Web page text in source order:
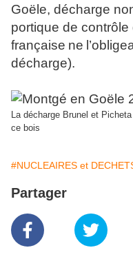
Goële, décharge
portique de
française ne
décharge).
La décharge Brunel et
ce bois
#NUCLEAIRES et
Partager